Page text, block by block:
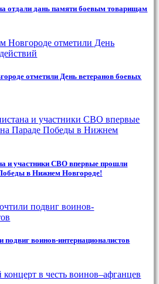
отдали дань памяти боевым товарищам
отметили День ветеранов боевых
и участники СВО впервые прошли
в Нижнем Новгороде!
воинов-интернационалистов